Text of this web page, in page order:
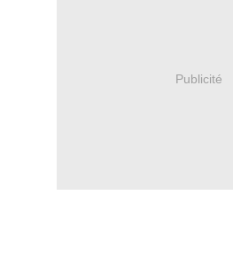
Publicité